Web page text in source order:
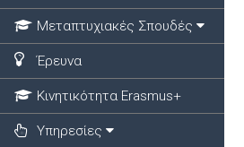
Μεταπτυχιακές Σπουδές
Έρευνα
Κινητικότητα Erasmus+
Υπηρεσίες